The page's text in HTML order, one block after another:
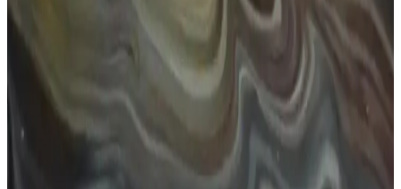
Kadınlar arasında popüler olan küçük güneş gözlükleri, şıklık ve
fonksiyonelliği bir arada sunar. UV korumalı modeller, yüz hatlarına
uygun tasarımlarla tarzınızı tamamlar.
Leopar Desenli Güneş Gözlüğü: Moda ve
Fonksiyonelliğin Şık Birleşimi
Leopar desenli güneş gözlüğü, stil ve fonksiyonelliği bir araya
getirerek özgün bir görünüm sunar. UV koruma ve şık tasarım ile